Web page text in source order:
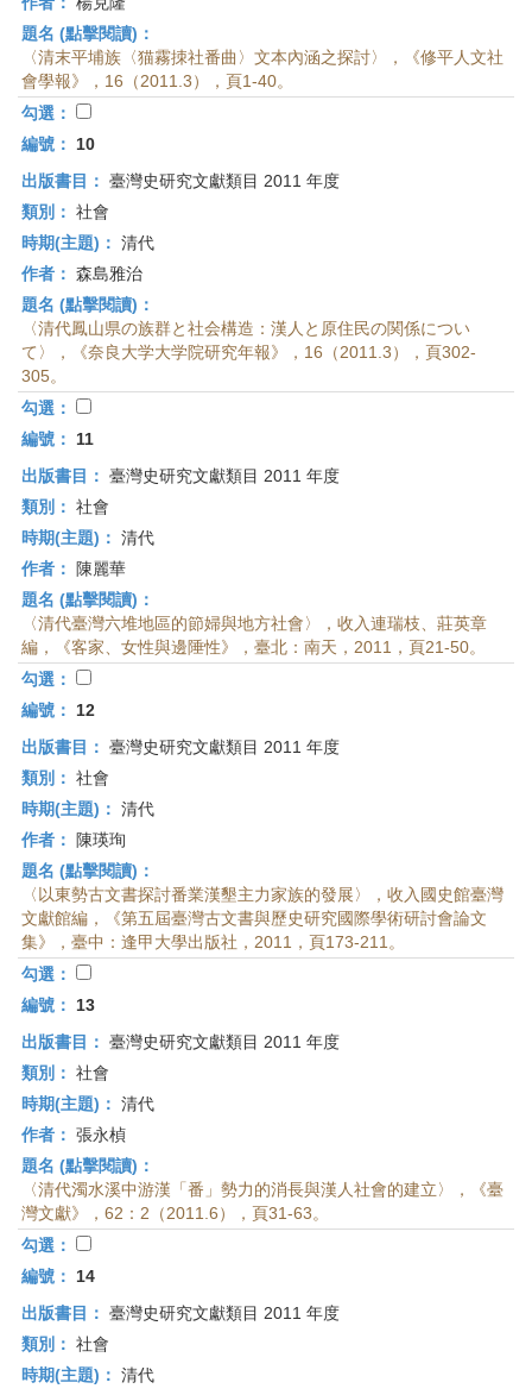
題名 (點擊閱讀)：
〈清末平埔族〈猫霧拺社番曲〉文本內涵之探討〉，《修平人文社
會學報》，16（2011.3），頁1-40。
勾選：
編號：
10
出版書目： 臺灣史研究文獻類目 2011 年度
類別： 社會
時期(主題)： 清代
作者： 森島雅治
題名 (點擊閱讀)：
〈清代鳳山県の族群と社会構造：漢人と原住民の関係につい
て〉，《奈良大学大学院研究年報》，16（2011.3），頁302-
305。
勾選：
編號：
11
出版書目： 臺灣史研究文獻類目 2011 年度
類別： 社會
時期(主題)： 清代
作者：
陳麗華
題名 (點擊閱讀)：
〈清代臺灣六堆地區的節婦與地方社會〉，收入連瑞枝、莊英章
編，《客家、女性與邊陲性》，臺北：南天，2011，頁21-50。
勾選：
編號：
12
出版書目： 臺灣史研究文獻類目 2011 年度
類別： 社會
時期(主題)： 清代
作者：
陳瑛珣
題名 (點擊閱讀)：
〈以東勢古文書探討番業漢墾主力家族的發展〉，收入國史館臺灣
文獻館編，《第五屆臺灣古文書與歷史研究國際學術研討會論文
集》，臺中：逢甲大學出版社，2011，頁173-211。
勾選：
編號：
13
出版書目： 臺灣史研究文獻類目 2011 年度
類別： 社會
時期(主題)： 清代
作者： 張永楨
題名 (點擊閱讀)：
〈清代濁水溪中游漢「番」勢力的消長與漢人社會的建立〉，《臺
灣文獻》，62：2（2011.6），頁31-63。
勾選：
編號：
14
出版書目： 臺灣史研究文獻類目 2011 年度
類別： 社會
時期(主題)： 清代